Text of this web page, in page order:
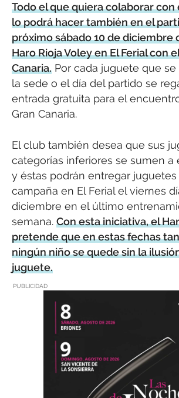
Todo el que quiera colaborar con
lo podrá hacer también en el
próximo sábado 10 de diciembre
Haro Rioja Voley en El Ferial con
Canaria. Por cada juguete que
la sede o el día del partido se
entrada gratuita para el
Gran Canaria.
El club también desea que sus
categorías inferiores se sumen a
y éstas podrán entregar juguetes
campaña en El Ferial el viernes
diciembre en el último
semana. Con esta iniciativa, el
pretende que en estas fechas
ningún niño se quede sin la
juguete.
PUBLICIDAD